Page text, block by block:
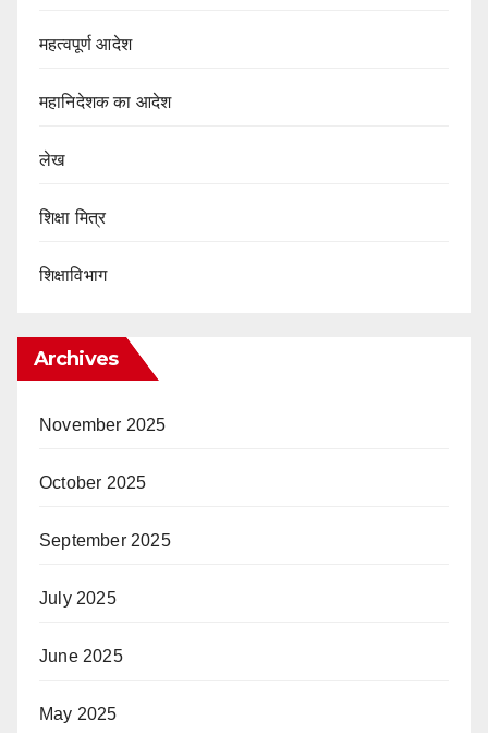
महत्वपूर्ण आदेश
महानिदेशक का आदेश
लेख
शिक्षा मित्र
शिक्षाविभाग
Archives
November 2025
October 2025
September 2025
July 2025
June 2025
May 2025